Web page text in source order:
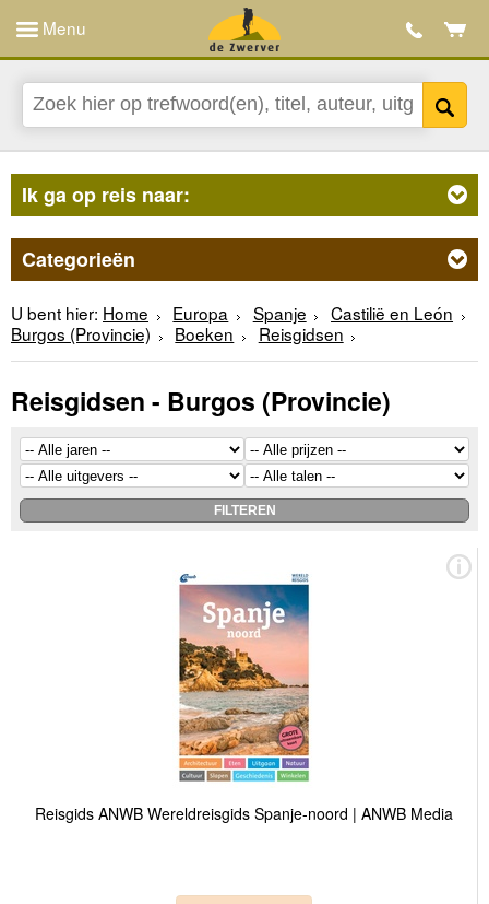
Menu
Ik ga op reis naar:
Categorieën
U bent hier: Home Europa Spanje
Castilië en León
Burgos (Provincie)
Boeken Reisgidsen
Reisgidsen - Burgos (Provincie)
Reisgids ANWB Wereldreisgids Spanje-noord | ANWB Media